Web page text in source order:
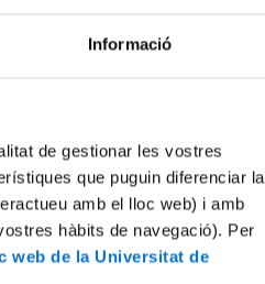
Informació
de gestionar les vostres
que puguin diferenciar la
amb el lloc web) i amb
hàbits de navegació). Per
web de la Universitat de